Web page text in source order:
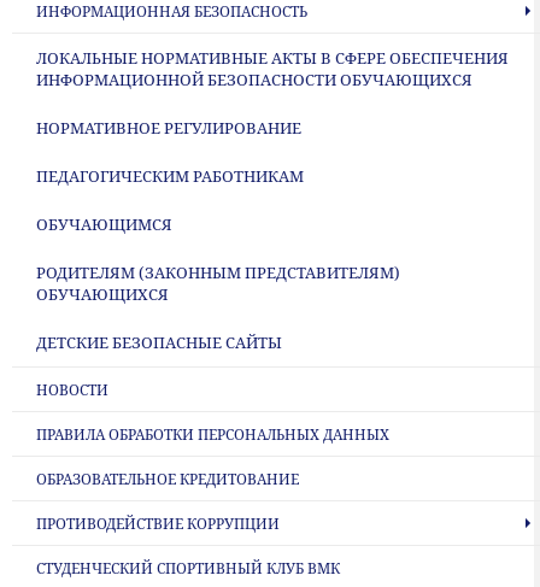
ИНФОРМАЦИОННАЯ БЕЗОПАСНОСТЬ
ЛОКАЛЬНЫЕ НОРМАТИВНЫЕ АКТЫ В СФЕРЕ ОБЕСПЕЧЕНИЯ
ИНФОРМАЦИОННОЙ БЕЗОПАСНОСТИ ОБУЧАЮЩИХСЯ
НОРМАТИВНОЕ РЕГУЛИРОВАНИЕ
ПЕДАГОГИЧЕСКИМ РАБОТНИКАМ
ОБУЧАЮЩИМСЯ
РОДИТЕЛЯМ (ЗАКОННЫМ ПРЕДСТАВИТЕЛЯМ)
ОБУЧАЮЩИХСЯ
ДЕТСКИЕ БЕЗОПАСНЫЕ САЙТЫ
НОВОСТИ
ПРАВИЛА ОБРАБОТКИ ПЕРСОНАЛЬНЫХ ДАННЫХ
ОБРАЗОВАТЕЛЬНОЕ КРЕДИТОВАНИЕ
ПРОТИВОДЕЙСТВИЕ КОРРУПЦИИ
СТУДЕНЧЕСКИЙ СПОРТИВНЫЙ КЛУБ ВМК